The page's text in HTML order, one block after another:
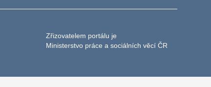
Zřizovatelem portálu je
Ministerstvo práce a sociálních věcí ČR